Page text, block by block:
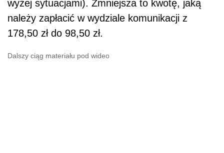
wyżej sytuacjami). Zmniejsza to kwotę, jaką
należy zapłacić w wydziale komunikacji z
178,50 zł do 98,50 zł.
Dalszy ciąg materiału pod wideo